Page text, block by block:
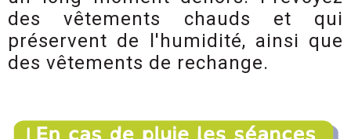
des vêtements chauds et qui
préservent de l'humidité, ainsi que
des vêtements de rechange.